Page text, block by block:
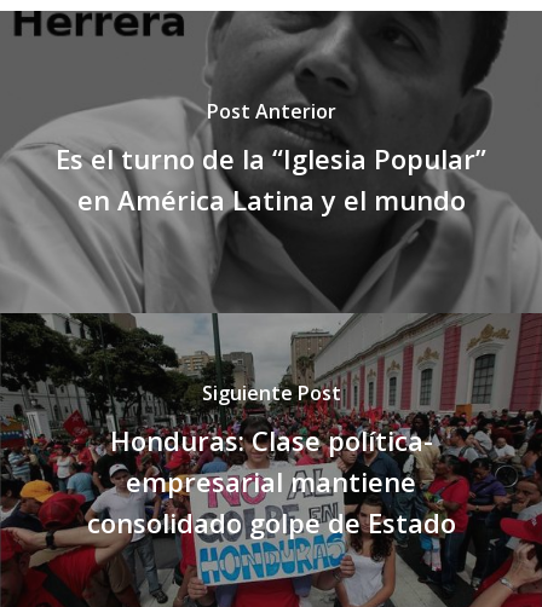
Post Anterior
Es el turno de la “Iglesia Popular”
en América Latina y el mundo
Siguiente Post
Honduras: Clase política-
empresarial mantiene
consolidado golpe de Estado